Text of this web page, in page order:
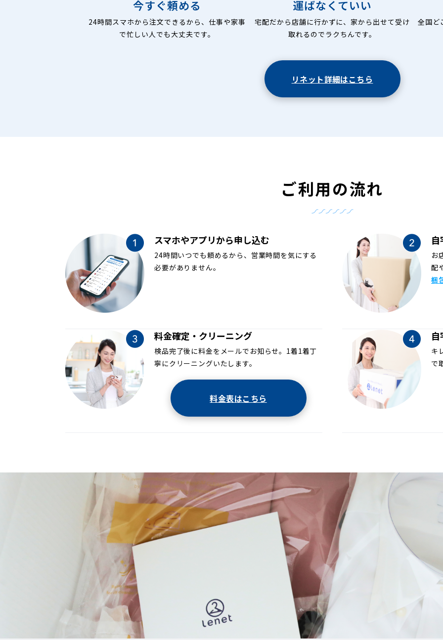
今すぐ頼める
24時間スマホから注文できるから、仕事や家事
で忙しい人でも大丈夫です。
運ばなくていい
宅配だから店舗に行かずに、家から出せて受け
取れるのでラクちんです。
全国ど
リネット詳細はこちら
ご利用の流れ
スマホやアプリから申し込む
24時間いつでも頼めるから、営業時間を気にする
必要がありません。
お
配
梱
料金確定・クリーニング
検品完了後に料金をメールでお知らせ。1着1着丁
寧にクリーニングいたします。
料金表はこちら
キ
で